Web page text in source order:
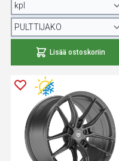
Lisää ostoskoriin